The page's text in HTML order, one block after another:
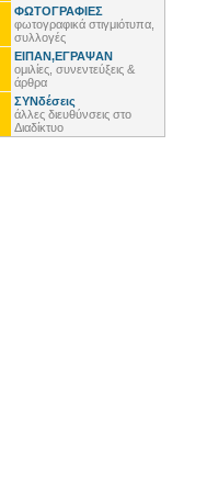
ΦΩΤΟΓΡΑΦΙΕΣ
φωτογραφικά στιγμιότυπα,
συλλογές
ΕΙΠΑΝ,ΕΓΡΑΨΑΝ
ομιλίες, συνεντεύξεις &
άρθρα
ΣΥΝδέσεις
άλλες διευθύνσεις στο
Διαδίκτυο